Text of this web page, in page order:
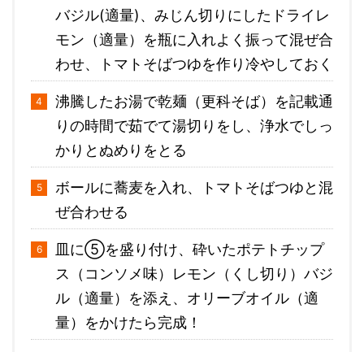
バジル(適量)、みじん切りにしたドライレ
モン（適量）を瓶に入れよく振って混ぜ合
わせ、トマトそばつゆを作り冷やしておく
沸騰したお湯で乾麺（更科そば）を記載通
りの時間で茹でて湯切りをし、浄水でしっ
かりとぬめりをとる
ボールに蕎麦を入れ、トマトそばつゆと混
ぜ合わせる
皿に⑤を盛り付け、砕いたポテトチップ
ス（コンソメ味）レモン（くし切り）バジ
ル（適量）を添え、オリーブオイル（適
量）をかけたら完成！